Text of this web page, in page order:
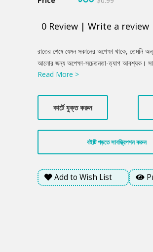
0 Review | Write a review
Product
Summery
রাতের শেষে যেমন সকালের অপেক্ষা থাকে, তেমনি
আলোর জন্য অপেক্ষা-সচেতনতা-ত্যাগ আবশ্যক।
সংকলনে। লেখক প্রান্তিক মানুষের দুঃখ-কষ্টকে
রাজনৈতিক প্রেক্ষাপটের উত্তাপ পাওয়া যায়,
উঠেছে। বইয়ের নাম গল্প ‘তামসী’তে দেখা যায়
মধ্যে ফেলে নিজেই সেই প্রশ্নের কুয়োতে সাঁতার
মাঝে কাল্পনিক নিজেকে জড়িয়ে রাখা।
Read More >
কার্টে যুক্ত করুন
বইটি পড়তে সাবস্ক্রিপশন করুন
Add to Wish List